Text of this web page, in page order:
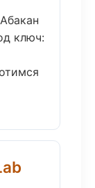
ключ: